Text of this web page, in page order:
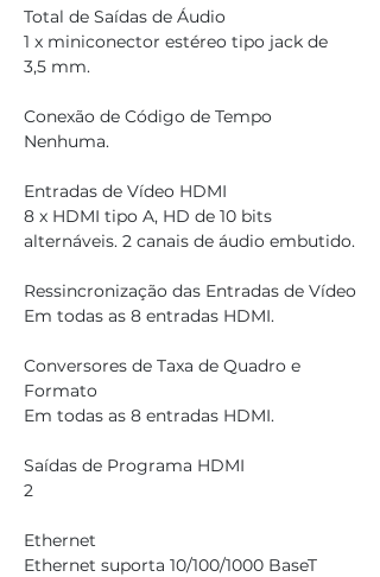
Total de Saídas de Áudio
1 x miniconector estéreo tipo jack de
3,5 mm.
Conexão de Código de Tempo
Nenhuma.
Entradas de Vídeo HDMI
8 x HDMI tipo A, HD de 10 bits
alternáveis. 2 canais de áudio embutido.
Ressincronização das Entradas de Vídeo
Em todas as 8 entradas HDMI.
Conversores de Taxa de Quadro e
Formato
Em todas as 8 entradas HDMI.
Saídas de Programa HDMI
2
Ethernet
Ethernet suporta 10/100/1000 BaseT